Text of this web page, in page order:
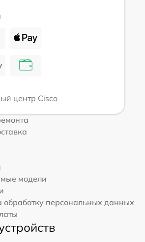
центр Cisco
модели
обработку персональных данных